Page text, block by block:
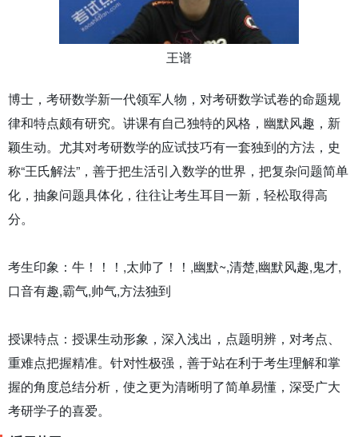
王谱
博士，考研数学新一代领军人物，对考研数学试卷的命题规
律和特点颇有研究。讲课有自己独特的风格，幽默风趣，新
颖生动。尤其对考研数学的应试技巧有一套独到的方法，史
称“王氏解法”，善于把生活引入数学的世界，把复杂问题简单
化，抽象问题具体化，往往让考生耳目一新，轻松取得高
分。
考生印象：牛！！！,太帅了！！,幽默~,清楚,幽默风趣,鬼才,
口音有趣,霸气,帅气,方法独到
授课特点：授课生动形象，深入浅出，点题明辨，对考点、
重难点把握精准。针对性极强，善于站在利于考生理解和掌
握的角度总结分析，使之更为清晰明了简单易懂，深受广大
考研学子的喜爱。